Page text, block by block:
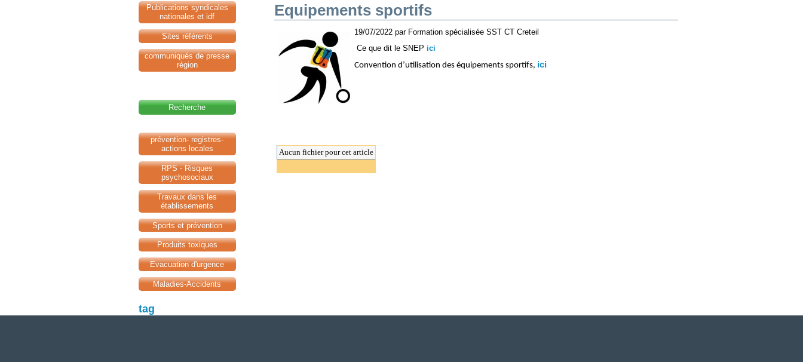
Publications syndicales
nationales et idf
Sites référents
communiqués de presse
région
Recherche
prévention- registres-
actions locales
RPS - Risques
psychosociaux
Travaux dans les
établissements
Sports et prévention
Produits toxiques
Evacuation d'urgence
Maladies-Accidents
tag
Equipements sportifs
19/07/2022 par Formation spécialisée SST CT Creteil
Ce que dit le SNEP ici
Convention d’utilisation des équipements sportifs, ici
Aucun fichier pour cet article